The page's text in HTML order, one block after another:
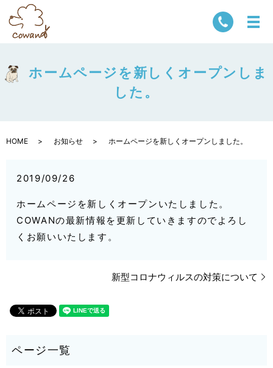
ホームページを新しくオープンしま
した。
HOME お知らせ ホームページを新しくオープンしました。
2019/09/26
ホームページを新しくオープンいたしました。
COWANの最新情報を更新していきますのでよろし
くお願いいたします。
新型コロナウィルスの対策について